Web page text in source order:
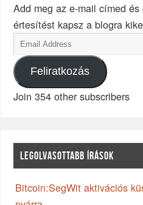
Add meg az e-mail címed
értesítést kapsz a blogra
Feliratkozás
Join 354 other subscribers
LEGOLVASOTTABB ÍRÁSOK
Bitcoin:SegWit aktivációs